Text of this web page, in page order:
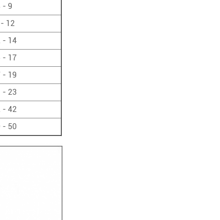
- 9
12
- 14
- 17
- 19
- 23
- 42
- 50